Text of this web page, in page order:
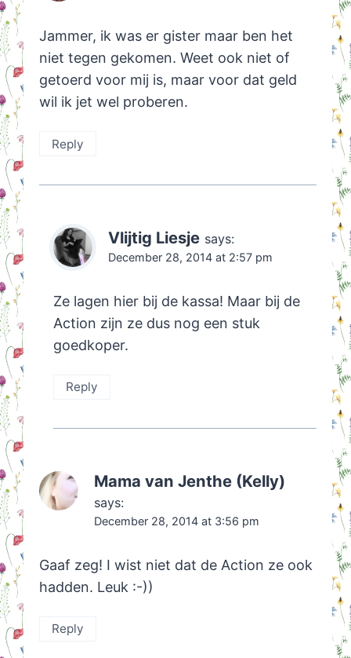
Jammer, ik was er gister maar ben het
niet tegen gekomen. Weet ook niet of
getoerd voor mij is, maar voor dat geld
wil ik jet wel proberen.
Reply
Vlijtig Liesje says:
December 28, 2014 at 2:57 pm
Ze lagen hier bij de kassa! Maar bij de
Action zijn ze dus nog een stuk
goedkoper.
Reply
Mama van Jenthe (Kelly)
says:
December 28, 2014 at 3:56 pm
Gaaf zeg! I wist niet dat de Action ze ook
hadden. Leuk :-))
Reply